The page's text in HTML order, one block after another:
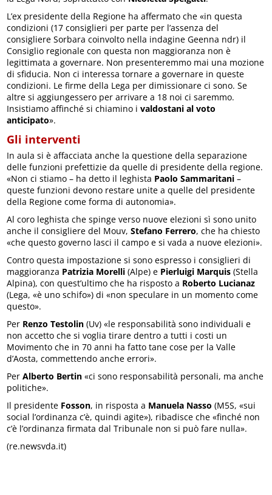
L’ex presidente della Regione ha affermato che «in questa
condizioni (17 consiglieri per parte per l’assenza del
consigliere Sorbara coinvolto nella indagine Geenna ndr) il
Consiglio regionale con questa non maggioranza non è
legittimata a governare. Non presenteremmo mai una mozione
di sfiducia. Non ci interessa tornare a governare in queste
condizioni. Le firme della Lega per dimissionare ci sono. Se
altre si aggiungessero per arrivare a 18 noi ci saremmo.
Insistiamo affinché si chiamino ivaldostani al voto
anticipato».
Gli interventi
In aula si è affacciata anche la questione della separazione
delle funzioni prefettizie da quelle di presidente della regione.
«Non ci stiamo – ha detto il leghista Paolo Sammaritani –
queste funzioni devono restare unite a quelle del presidente
della Regione come forma di autonomia».
Al coro leghista che spinge verso nuove elezioni sì sono unito
anche il consigliere del Mouv,Stefano Ferrero, che ha chiesto
«che questo governo lasci il campo e si vada a nuove elezioni».
Contro questa impostazione si sono espresso i consiglieri di
maggioranza Patrizia Morelli (Alpe) e Pierluigi Marquis (Stella
Alpina), con quest’ultimo che ha risposto a Roberto Lucianaz
(Lega, «è uno schifo») di «non speculare in un momento come
questo».
Per Renzo Testolin (Uv) «le responsabilità sono individuali e
non accetto che si voglia tirare dentro a tutti i costi un
Movimento che in 70 anni ha fatto tane cose per la Valle
d’Aosta, commettendo anche errori».
PerAlberto Bertin «ci sono responsabilità personali, ma anche
politiche».
Il presidente Fosson, in risposta a Manuela Nasso (M5S, «sui
social l’ordinanza c’è, quindi agite»), ribadisce che «finché non
c’è l’ordinanza firmata dal Tribunale non si può fare nulla».
(re.newsvda.it)